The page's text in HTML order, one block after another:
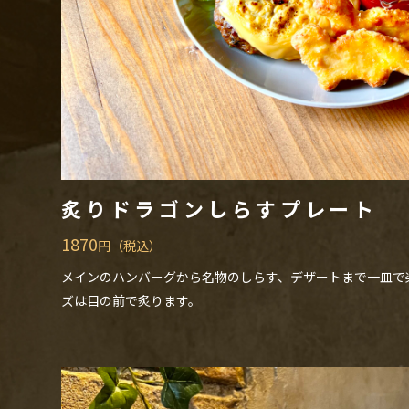
炙りドラゴンしらすプレート
1870円（税込）
メインのハンバーグから名物のしらす、デザートまで一皿
ズは目の前で炙ります。